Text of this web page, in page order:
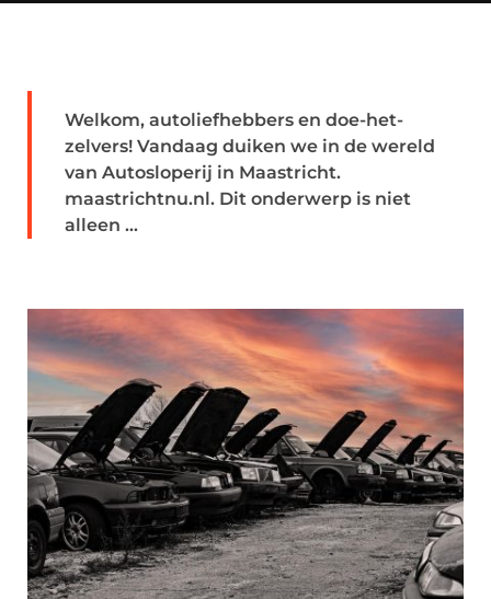
Welkom, autoliefhebbers en doe-het-
zelvers! Vandaag duiken we in de wereld
van Autosloperij in Maastricht.
maastrichtnu.nl. Dit onderwerp is niet
alleen ...